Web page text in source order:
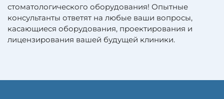
стоматологического оборудования! Опытные
консультанты ответят на любые ваши вопросы,
касающиеся оборудования, проектирования и
лицензирования вашей будущей клиники.